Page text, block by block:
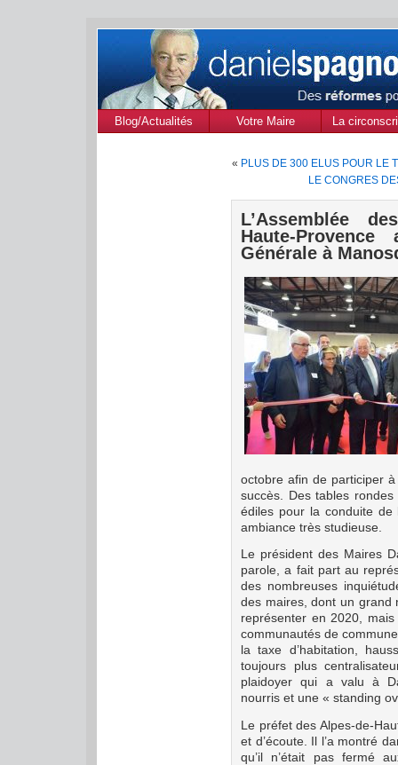
Blog/Actualités Votre Maire
La
« PLUS DE 300 ELUS POUR LE
LE CONGRES
L’Assemblée
Haute-
Générale à
octobre afin de participer
succès. Des tables
édiles pour la conduite de
ambiance très studieuse.
Le président des Maires
parole, a fait part au
des nombreuses
des maires, dont un grand
représenter en 2020,
communautés de
la taxe d’habitation,
toujours plus
plaidoyer qui a valu à
nourris et une « standing
Le préfet des Alpes-de-
et d’écoute. Il l’a montré
qu’il n’était pas fermé